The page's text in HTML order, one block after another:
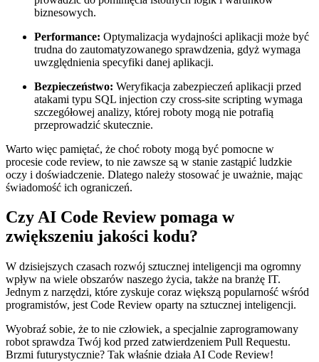
biznesowych.
Performance: Optymalizacja wydajności aplikacji może‍ być
trudna do zautomatyzowanego sprawdzenia, gdyż wymaga
uwzględnienia specyfiki danej aplikacji.
Bezpieczeństwo: ⁢Weryfikacja zabezpieczeń aplikacji ⁢przed
atakami typu SQL injection czy cross-site scripting wymaga
szczegółowej analizy, ‍której roboty mogą nie potrafią
przeprowadzić skutecznie.
Warto więc pamiętać, że choć roboty mogą być pomocne w
‍procesie code review, to nie zawsze⁢ są w stanie zastąpić ludzkie ​
oczy i doświadczenie. Dlatego należy stosować je uważnie, mając
świadomość ich ograniczeń.
Czy AI Code Review pomaga‌ w
zwiększeniu jakości kodu?
W dzisiejszych czasach rozwój sztucznej inteligencji ‍ma ogromny
wpływ ⁣na ⁢wiele obszarów naszego ⁣życia, także na ‌branżę IT.
Jednym z narzędzi, które zyskuje coraz ⁤większą ⁤popularność wśród
programistów, jest Code Review oparty⁤ na sztucznej inteligencji.
Wyobraź sobie, że to nie człowiek, a specjalnie zaprogramowany
robot sprawdza Twój kod ​przed zatwierdzeniem Pull Requestu.
Brzmi futurystycznie? Tak właśnie działa AI Code Review!